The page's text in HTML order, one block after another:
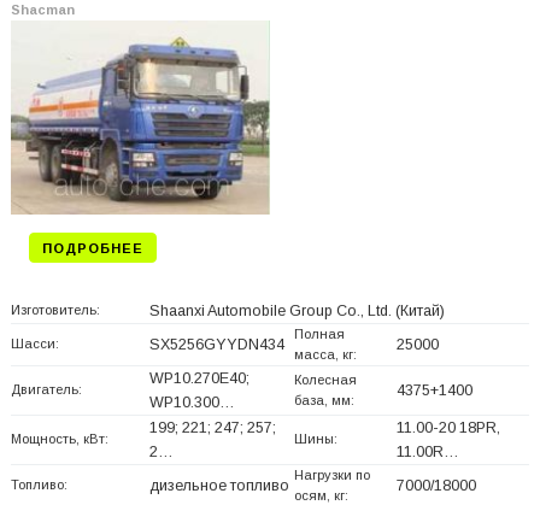
Shacman
ПОДРОБНЕЕ
Изготовитель: Shaanxi Automobile Group Co., Ltd. (Китай)
Шасси: SX5256GYYDN434
Полная
масса, кг:
25000
Двигатель:
WP10.270E40;
WP10.300…
Колесная
база, мм:
4375+1400
Мощность, кВт:
199; 221; 247; 257;
2…
Шины:
11.00-20 18PR,
11.00R…
Топливо: дизельное топливо
Нагрузки по
осям, кг:
7000/18000